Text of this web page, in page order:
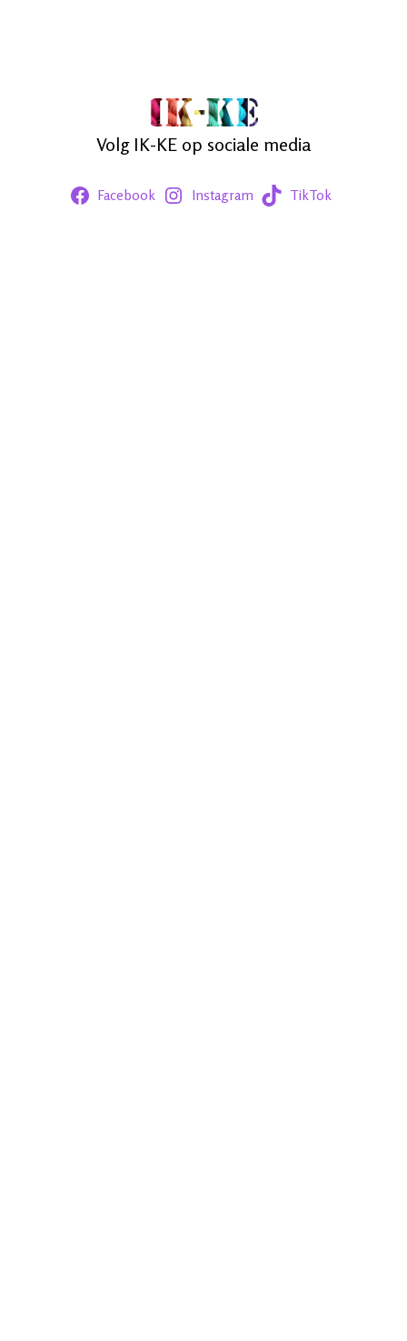
Volg IK-KE op sociale media
Facebook Instagram TikTok